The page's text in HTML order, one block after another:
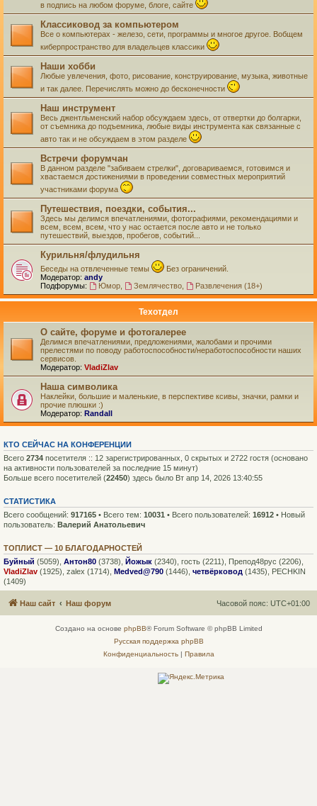
в подпись на любом форуме, блоге, сайте
Классиковод за компьютером
Все о компьютерах - железо, сети, программы и многое другое. Вобщем
киберпространство для владельцев классики
Наши хобби
Любые увлечения, фото, рисование, конструирование, музыка, животные
и так далее. Перечислять можно до бесконечности
Наш инструмент
Весь джентльменский набор обсуждаем здесь, от отвертки до болгарки,
от съемника до подъемника, любые виды инструмента как связанные с
авто так и не обсуждаем в этом разделе
Встречи форумчан
В данном разделе "забиваем стрелки", договариваемся, готовимся и
хвастаемся достижениями в проведении совместных мероприятий
участниками форума
Путешествия, поездки, события...
Здесь мы делимся впечатлениями, фотографиями, рекомендациями и
всем, всем, всем, что у нас остается после авто и не только
путешествий, выездов, пробегов, событий...
Курильня/флудильня
Беседы на отвлеченные темы
Без ограничений.
Модератор: andy
Подфорумы:
Юмор, Землячество, Развлечения (18+)
Техотдел
О сайте, форуме и фотогалерее
Делимся впечатлениями, предложениями, жалобами и прочими
прелестями по поводу работоспособности/неработоспособности наших
сервисов.
Модератор: VladiZlav
Наша символика
Наклейки, большие и маленькие, в перспективе ксивы, значки, рамки и
прочие плюшки :)
Модератор: Randall
КТО СЕЙЧАС НА КОНФЕРЕНЦИИ
Всего 2734 посетителя :: 12 зарегистрированных, 0 скрытых и 2722 гостя (основано
на активности пользователей за последние 15 минут)
Больше всего посетителей (22450) здесь было Вт апр 14, 2026 13:40:55
СТАТИСТИКА
Всего сообщений: 917165 • Всего тем: 10031 • Всего пользователей: 16912 • Новый
пользователь: Валерий Анатольевич
ТОПЛИСТ — 10 БЛАГОДАРНОСТЕЙ
Буйный (5059), Антон80 (3738), Йожык (2340), гость (2211), Препод48рус (2206),
VladiZlav (1925), zalex (1714), Medved@790 (1446), четвёрковод (1435), PECHKIN
(1409)
Наш сайт Наш форум Часовой пояс: UTC+01:00
Создано на основе phpBB® Forum Software © phpBB Limited
Русская поддержка phpBB
Конфиденциальность| Правила